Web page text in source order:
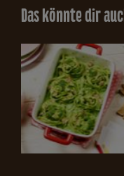
Das könnte dir